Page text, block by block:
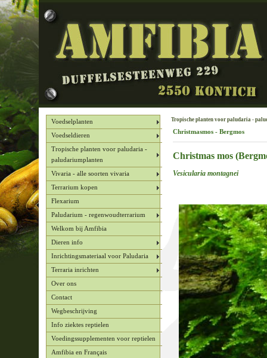
Voedselplanten
Voedseldieren
Tropische planten voor paludaria -
paludariumplanten
Vivaria - alle soorten vivaria
Terrarium kopen
Flexarium
Paludarium - regenwoudterrarium
Welkom bij Amfibia
Dieren info
Inrichtingsmateriaal voor Paludaria
Terraria inrichten
Over ons
Contact
Wegbeschrijving
Info ziektes reptielen
Voedingssupplementen voor reptielen
Amfibia en Français
Tropische planten voor paludaria -
Christmasmos - Bergmos
Christmas mos
Vesicularia montagnei